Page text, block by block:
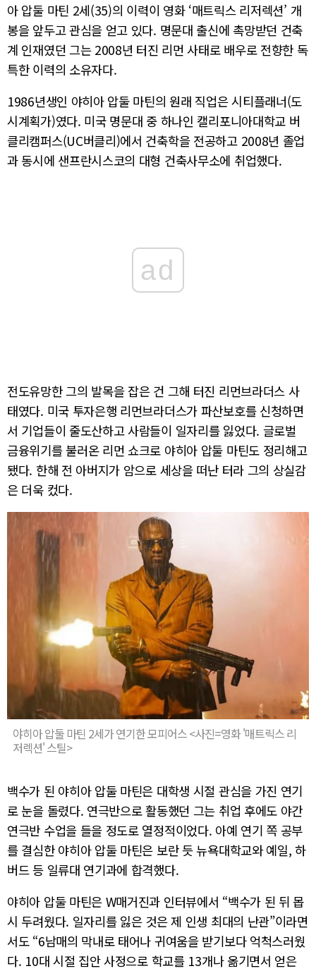
아 압둘 마틴 2세(35)의 이력이 영화 ‘매트릭스 리저렉션’ 개
봉을 앞두고 관심을 얻고 있다. 명문대 출신에 촉망받던 건축
계 인재였던 그는 2008년 터진 리먼 사태로 배우로 전향한 독
특한 이력의 소유자다.
1986년생인 야히아 압둘 마틴의 원래 직업은 시티플래너(도
시계획가)였다. 미국 명문대 중 하나인 캘리포니아대학교 버
클리캠퍼스(UC버클리)에서 건축학을 전공하고 2008년 졸업
과 동시에 샌프란시스코의 대형 건축사무소에 취업했다.
ad
전도유망한 그의 발목을 잡은 건 그해 터진 리먼브라더스 사
태였다. 미국 투자은행 리먼브라더스가 파산보호를 신청하면
서 기업들이 줄도산하고 사람들이 일자리를 잃었다. 글로벌
금융위기를 불러온 리먼 쇼크로 야히아 압둘 마틴도 정리해고
됐다. 한해 전 아버지가 암으로 세상을 떠난 터라 그의 상실감
은 더욱 컸다.
야히아 압둘 마틴 2세가 연기한 모피어스 <사진=영화 '매트릭스 리
저렉션' 스틸>
백수가 된 야히아 압둘 마틴은 대학생 시절 관심을 가진 연기
로 눈을 돌렸다. 연극반으로 활동했던 그는 취업 후에도 야간
연극반 수업을 들을 정도로 열정적이었다. 아예 연기 쪽 공부
를 결심한 야히아 압둘 마틴은 보란 듯 뉴욕대학교와 예일, 하
버드 등 일류대 연기과에 합격했다.
야히아 압둘 마틴은 W매거진과 인터뷰에서 “백수가 된 뒤 몹
시 두려웠다. 일자리를 잃은 것은 제 인생 최대의 난관”이라면
서도 “6남매의 막내로 태어나 귀여움을 받기보다 억척스러웠
다. 10대 시절 집안 사정으로 학교를 13개나 옮기면서 얻은